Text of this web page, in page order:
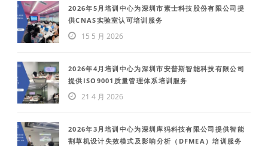
2026年5月培训中心为深圳市素士科技股份有限公司提
供CNAS实验室认可培训服务
15 5 月 2026
2026年4月培训中心为深圳市安普斯智能科技有限公司
提供ISO9001质量管理体系培训服务
21 4 月 2026
2026年3月培训中心为深圳库犸科技有限公司提供智能
割草机设计失效模式及影响分析（DFMEA）培训服务